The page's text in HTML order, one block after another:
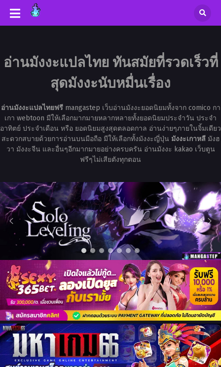
อ่านมังงะแปลไทย ทันสมัยที่รวดเร็วที่
สุดมังงะนับหมื่นเรื่อง
อ่านมังงะแปลไทยฟรีmangastep เว็บอ่านมังงะยอดนิยมทั้งจาก comico กา
เกา webtoon มีให้เลือกมากมายหลากหลายทั้งยอดนิยมประจำวัน ประจำ
อาทิตย์ ประจำเดือน หรือ ยอดนิยมสูงสุดตลอดกาล อ่านง่ายๆภายในจิ้มเดียว
สะดวกสบายด้วยการอ่านบนมือถือ มีให้เลือกทั้งมังงะญี่ปุ่น มังงะเกาหลีมังฮ
วา มังงะจีน และอื่นๆอีกมากมายอย่างครบครัน อ่านมังงะ kakao เว็บตูน
ฟรีๆไม่เสียตังทุกตอน